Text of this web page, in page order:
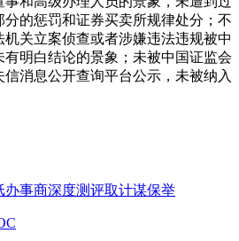
的惩罚和证券买卖所规律处分；不
关立案侦查或者涉嫌违法违规被中
有明白结论的景象；未被中国证监会
消息公开查询平台公示，未被纳入
办事商深度测评取计谋保举